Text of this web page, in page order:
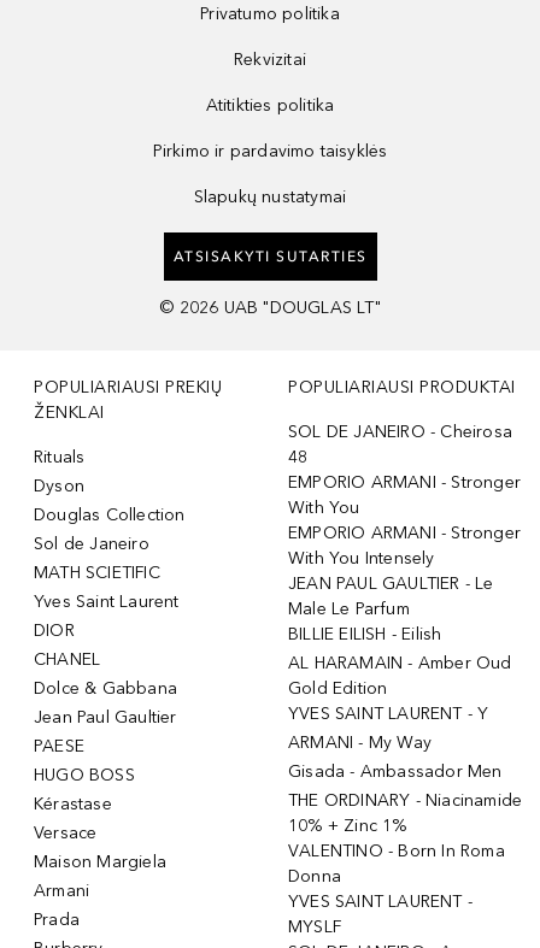
Privatumo politika
Rekvizitai
Atitikties politika
Pirkimo ir pardavimo taisyklės
Slapukų nustatymai
ATSISAKYTI SUTARTIES
© 2026 UAB "DOUGLAS LT"
POPULIARIAUSI PREKIŲ
ŽENKLAI
Rituals
Dyson
Douglas Collection
Sol de Janeiro
MATH SCIETIFIC
Yves Saint Laurent
DIOR
CHANEL
Dolce & Gabbana
Jean Paul Gaultier
PAESE
HUGO BOSS
Kérastase
Versace
Maison Margiela
Armani
Prada
POPULIARIAUSI PRODUKTAI
SOL DE JANEIRO - Cheirosa
48
EMPORIO ARMANI - Stronger
With You
EMPORIO ARMANI - Stronger
With You Intensely
JEAN PAUL GAULTIER - Le
Male Le Parfum
BILLIE EILISH - Eilish
AL HARAMAIN - Amber Oud
Gold Edition
YVES SAINT LAURENT - Y
ARMANI - My Way
Gisada - Ambassador Men
THE ORDINARY - Niacinamide
10% + Zinc 1%
VALENTINO - Born In Roma
Donna
YVES SAINT LAURENT -
MYSLF